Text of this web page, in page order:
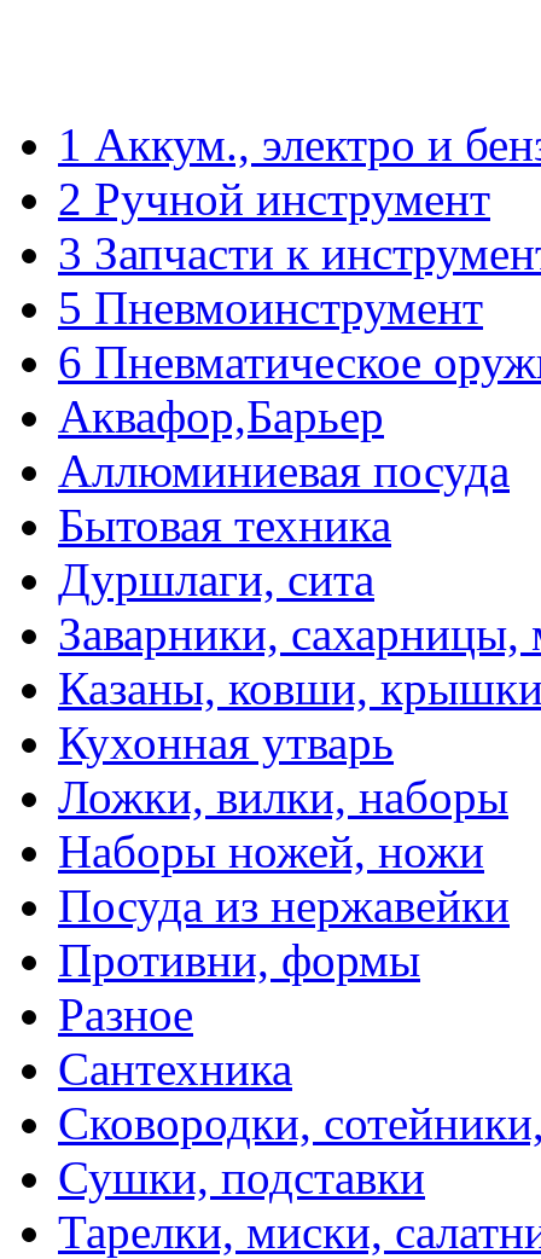
1 Аккум., электро и
2 Ручной инструмент
3 Запчасти к
5 Пневмоинструмент
6 Пневматическое
Аквафор,Барьер
Аллюминиевая посуда
Бытовая техника
Дуршлаги, сита
Заварники, сахарницы,
Казаны, ковши,
Кухонная утварь
Ложки, вилки, наборы
Наборы ножей, ножи
Посуда из нержавейки
Противни, формы
Разное
Сантехника
Сковородки,
Сушки, подставки
Тарелки, миски,